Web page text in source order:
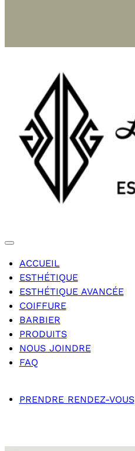
ACCUEIL
ESTHÉTIQUE
ESTHÉTIQUE AVANCÉE
COIFFURE
BARBIER
PRODUITS
NOUS JOINDRE
FAQ
PRENDRE RENDEZ-VOUS